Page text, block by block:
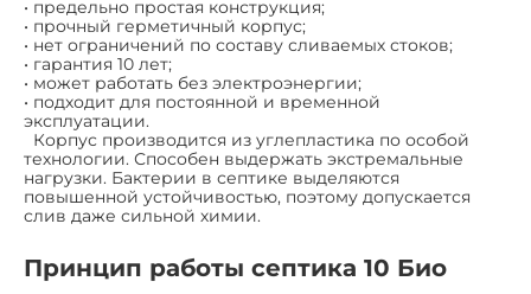
• предельно простая конструкция;
• прочный герметичный корпус;
• нет ограничений по составу сливаемых стоков;
• гарантия 10 лет;
• может работать без электроэнергии;
• подходит для постоянной и временной
эксплуатации.
Корпус производится из углепластика по особой
технологии. Способен выдержать экстремальные
нагрузки. Бактерии в септике выделяются
повышенной устойчивостью, поэтому допускается
слив даже сильной химии.
Принцип работы септика 10 Био